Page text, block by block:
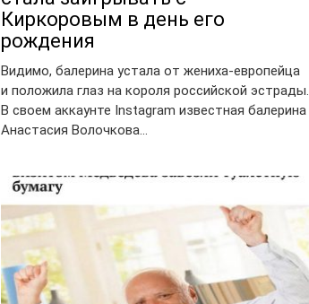
Киркоровым в день его
рождения
Видимо, балерина устала от жениха-европейца
и положила глаз на короля российской эстрады.
В своем аккаунте Instagram известная балерина
Анастасия Волочкова…